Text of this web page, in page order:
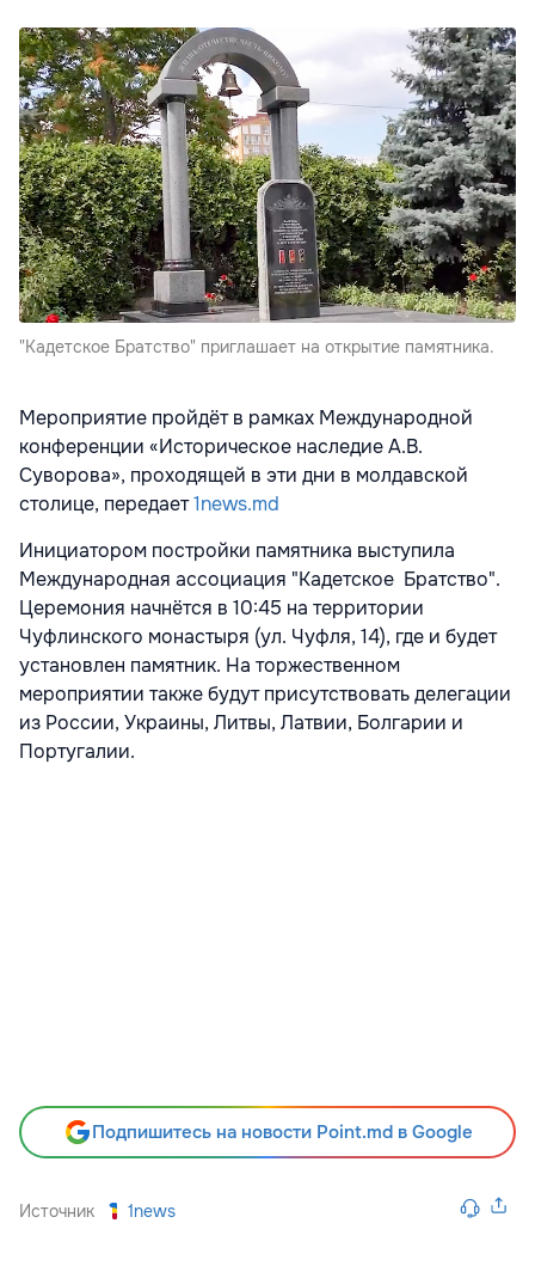
"Кадетское Братство" приглашает на открытие памятника.
Мероприятие пройдёт в рамках Международной
конференции «Историческое наследие А.В.
Суворова», проходящей в эти дни в молдавской
столице, передает1news.md
Инициатором постройки памятника выступила
Международная ассоциация "Кадетское Братство".
Церемония начнётся в 10:45 на территории
Чуфлинского монастыря (ул. Чуфля, 14), где и будет
установлен памятник. На торжественном
мероприятии также будут присутствовать делегации
из России, Украины, Литвы, Латвии, Болгарии и
Португалии.
Подпишитесь на новости Point.md в Google
Источник 1news